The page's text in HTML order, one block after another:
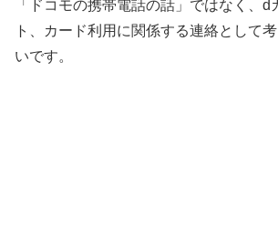
「ドコモの携帯電話の話」ではなく、d
ト、カード利用に関係する連絡として
いです。